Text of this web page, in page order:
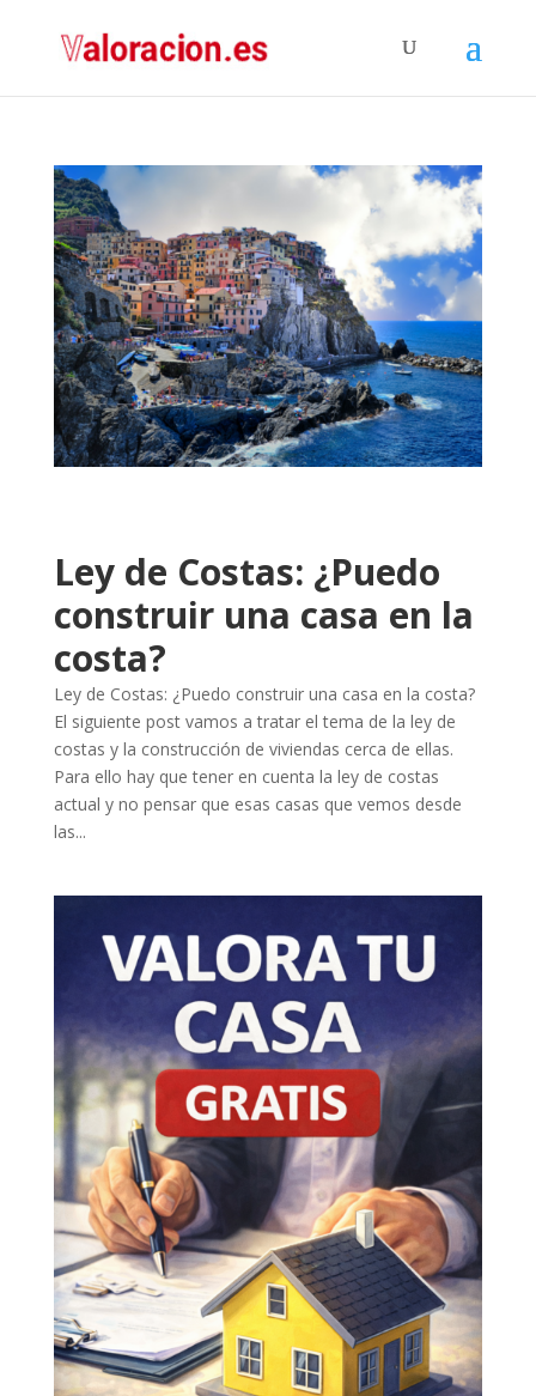
Ley de Costas: ¿Puedo
construir una casa en la
costa?
Ley de Costas: ¿Puedo construir una casa en la costa?
El siguiente post vamos a tratar el tema de la ley de
costas y la construcción de viviendas cerca de ellas.
Para ello hay que tener en cuenta la ley de costas
actual y no pensar que esas casas que vemos desde
las...